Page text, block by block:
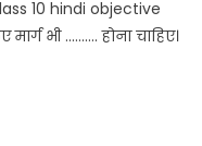
10 hindi objective
भी ………. होना चाहिए।